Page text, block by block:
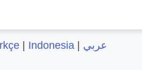
عربي |
| Indonesia